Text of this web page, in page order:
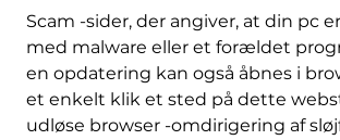
Scam -sider, der angiver, at din pc
med malware eller et forældet
en opdatering kan også åbnes i
et enkelt klik et sted på dette
udløse browser -omdirigering af